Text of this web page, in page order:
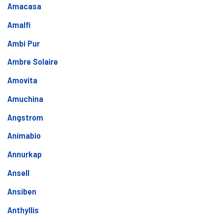
Amacasa
Amalfi
Ambi Pur
Ambre Solaire
Amovita
Amuchina
Angstrom
Animabio
Annurkap
Ansell
Ansiben
Anthyllis